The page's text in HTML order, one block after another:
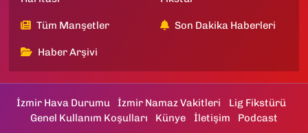
Tüm Manşetler Son Dakika Haberleri
Haber Arşivi
İzmir Hava Durumu İzmir Namaz Vakitleri
Lig Fikstürü
Genel Kullanım Koşulları
Künye İletişim Podcast